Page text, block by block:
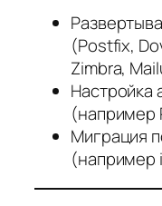
(Postfix,
Zimbra,
Настройка
(например
Миграция
(например